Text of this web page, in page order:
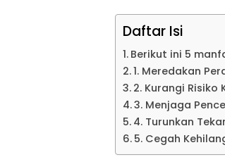
Daftar Isi
Berikut ini 5
1. Meredakan
2. Kurangi Risiko
3. Menjaga
4. Turunkan
5. Cegah